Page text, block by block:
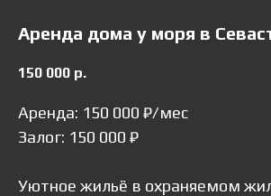
Аренда дома у моря в
150 000 р.
Аренда: 150 000 ₽/мес
Залог: 150 000 ₽
Уютное жильё в охраняемом